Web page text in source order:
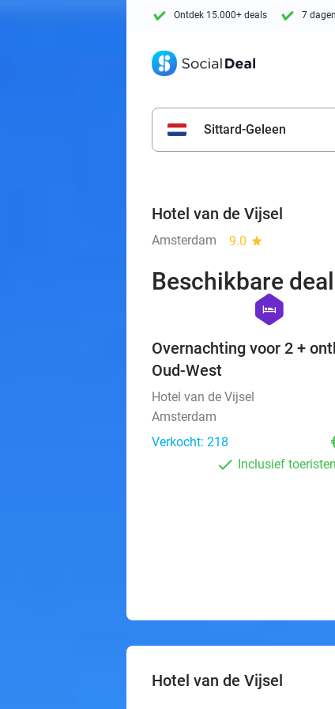
Ontdek 15.000+ deals 7
Sittard-Geleen
Hotel van de Vijsel
Amsterdam 9.0 star
Beschikbare
hexagon
hotel
Overnachting voor 2 +
Oud-West
Hotel van de Vijsel
Amsterdam
Verkocht: 218
Inclusief
Hotel van de Vijsel